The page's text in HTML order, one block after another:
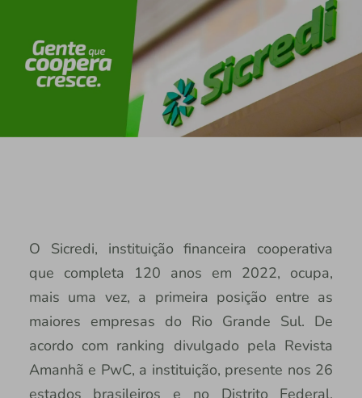
O Sicredi, instituição financeira cooperativa
que completa 120 anos em 2022, ocupa,
mais uma vez, a primeira posição entre as
maiores empresas do Rio Grande Sul. De
acordo com ranking divulgado pela Revista
Amanhã e PwC, a instituição, presente nos 26